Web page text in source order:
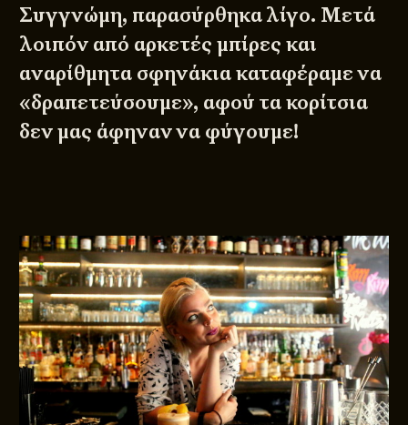
Συγγνώμη, παρασύρθηκα λίγο. Μετά
λοιπόν από αρκετές μπίρες και
αναρίθμητα σφηνάκια καταφέραμε να
«δραπετεύσουμε», αφού τα κορίτσια
δεν μας άφηναν να φύγουμε!